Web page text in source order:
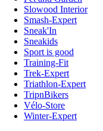
Slowood Interior
Smash-Expert
Sneak'In
Sneakids
Sport is good
Training-Fit
Trek-Expert
Triathlon-Expert
TripnBikers
Vélo-Store
Winter-Expert